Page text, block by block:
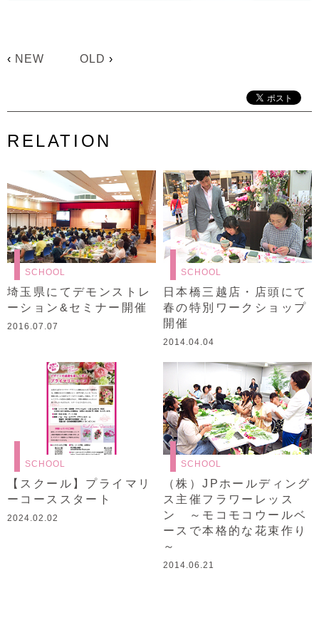
‹ NEW OLD ›
RELATION
SCHOOL
埼玉県にてデモンストレ
ーション&セミナー開催
2016.07.07
SCHOOL
日本橋三越店・店頭にて
春の特別ワークショップ
開催
2014.04.04
SCHOOL
【スクール】プライマリ
ーコーススタート
2024.02.02
SCHOOL
（株）JPホールディング
ス主催フラワーレッス
ン ～モコモコウールベ
ースで本格的な花束作り
～
2014.06.21